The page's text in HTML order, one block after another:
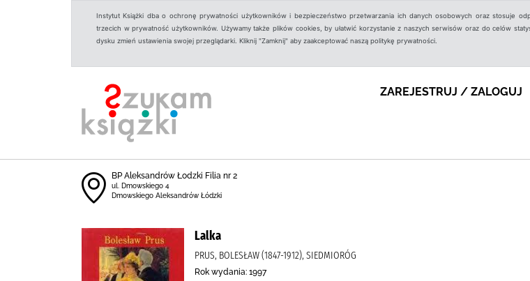
Instytut Książki dba o ochronę prywatności użytkowników i bezpieczeństwo przetwarzania ich danych osobowych oraz stosuje
trzecich w prywatność użytkowników. Używamy także plików cookies, by ułatwić korzystanie z naszych serwisów oraz do celów
dysku zmień ustawienia swojej przeglądarki. Kliknij "Zamknij" aby zaakceptować naszą politykę prywatności.
ZAREJESTRUJ / ZALOGUJ
BP Aleksandrów Łodzki Filia nr 2
ul. Dmowskiego 4
Dmowskiego Aleksandrów Łódzki
Lalka
PRUS, BOLESŁAW (1847-1912), SIEDMIORÓG
Rok wydania: 1997